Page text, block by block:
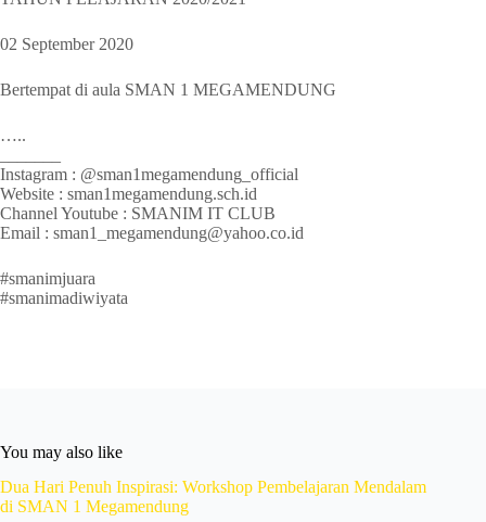
02 September 2020
Bertempat di aula SMAN 1 MEGAMENDUNG
…..
Instagram : @sman1megamendung_official
Website : sman1megamendung.sch.id
Channel Youtube : SMANIM IT CLUB
Email : sman1_megamendung@yahoo.co.id
#smanimjuara
#smanimadiwiyata
You may also like
Dua Hari Penuh Inspirasi: Workshop Pembelajaran Mendalam
di SMAN 1 Megamendung